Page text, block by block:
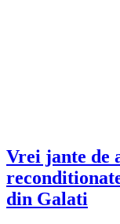
Vrei jante de
din Galati